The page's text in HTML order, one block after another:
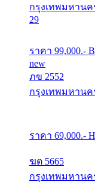
กรุงเทพมหานค
29
ราคา 99,000.-
new
ภข 2552
กรุงเทพมหานค
ราคา 69,000.-
ฆต 5665
กรุงเทพมหานค